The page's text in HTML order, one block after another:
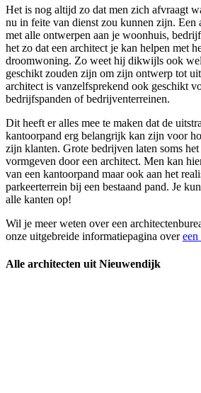
Het is nog altijd zo dat men zich afvraagt
nu in feite van dienst zou kunnen zijn. Een
met alle ontwerpen aan je woonhuis,
het zo dat een architect je kan helpen met
droomwoning. Zo weet hij dikwijls ook
geschikt zouden zijn om zijn ontwerp tot
architect is vanzelfsprekend ook geschikt
bedrijfspanden of bedrijventerreinen.
Dit heeft er alles mee te maken dat de
kantoorpand erg belangrijk kan zijn voor
zijn klanten. Grote bedrijven laten soms
vormgeven door een architect. Men kan
van een kantoorpand maar ook aan het
parkeerterrein bij een bestaand pand. Je
alle kanten op!
Wil je meer weten over een
onze uitgebreide informatiepagina overeen
Alle architecten uit Nieuwendijk